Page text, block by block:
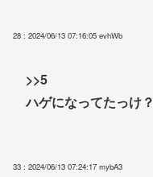
28 : 2024/06/13 07:16:05 evhWb
>>5
ハゲになってたっけ？
33 : 2024/06/13 07:24:17 mybA3